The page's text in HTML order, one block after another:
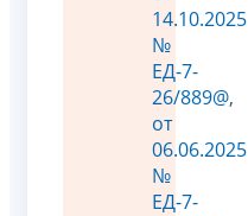
14.10.2025
№
ЕД-7-
26/889@,
от
06.06.2025
№
ЕД-7-